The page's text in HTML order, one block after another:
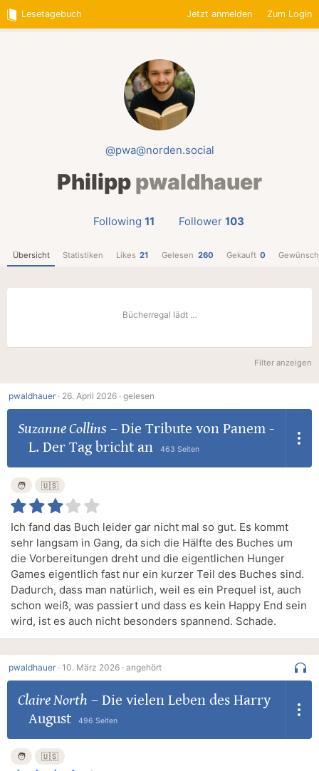
Lesetagebuch Jetzt anmelden Zum Login
@pwa@norden.social
Philipppwaldhauer
Following 11 Follower 103
Übersicht Statistiken Likes 21 Gelesen 260 Gekauft 0
Bücherregal lädt …
Filter anzeigen
pwaldhauer · 26. April 2026 · gelesen
Suzanne Collins – Die Tribute von Panem -
L. Der Tag bricht an
463 Seiten
🧑 🇺🇸
Ich fand das Buch leider gar nicht mal so gut. Es kommt
sehr langsam in Gang, da sich die Hälfte des Buches um
die Vorbereitungen dreht und die eigentlichen Hunger
Games eigentlich fast nur ein kurzer Teil des Buches sind.
Dadurch, dass man natürlich, weil es ein Prequel ist, auch
schon weiß, was passiert und dass es kein Happy End sein
wird, ist es auch nicht besonders spannend. Schade.
pwaldhauer · 10. März 2026 · angehört
Claire North – Die vielen Leben des Harry
August
496 Seiten
🧑 🇺🇸